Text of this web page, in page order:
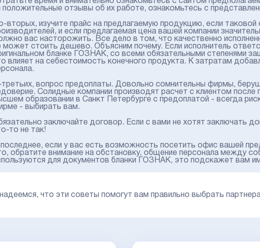
положительные отзывы об их работе, ознакомьтесь с
вторых, изучите прайс на предлагаемую продукцию, если
и если предлагаемая цена вашей компании
вас насторожить. Все дело в том, что качественно
может стоить дешево. Объясним почему. Если исполнитель
бланке ГОЗНАК, со всеми обязательными степенями
влияет на себестоимость конечного продукта. К затратам
третьих, вопрос предоплаты. Довольно сомнительны фирмы,
Солидные компании производят расчет с клиентом после
образовании в Санкт Петербурге с предоплатой - всегда
- выбирать вам.
заключайте договор. Если с вами не хотят заключать
то не так!
если у вас есть возможность посетить офис вашей
обратите внимание на обстановку, общение персонала между
для документов бланки ГОЗНАК, это подскажет вам
что эти советы помогут вам правильно выбрать